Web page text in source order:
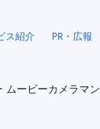
ス紹介 PR・広報
ムービーカメラマン